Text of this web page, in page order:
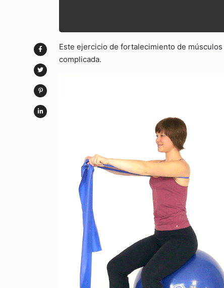
Este ejercicio de fortalecimiento de
complicada.